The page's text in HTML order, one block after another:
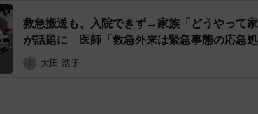
気的除細動が1分遅れるごとに、救命率は7〜10
率はどれくらいなのでしょうか
救急搬送も、入院できず→家族「どうやって
が話題に 医師「救急外来は緊急事態の応急処
太田 浩子